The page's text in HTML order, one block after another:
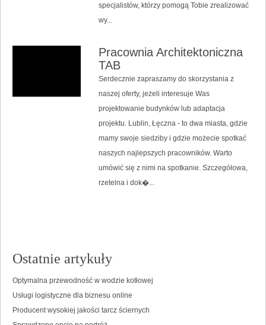
specjalistów, którzy pomogą Tobie zrealizować
wy...
Pracownia Architektoniczna
TAB
Serdecznie zapraszamy do skorzystania z
naszej oferty, jeżeli interesuje Was
projektowanie budynków lub adaptacja
projektu. Lublin, Łęczna - to dwa miasta, gdzie
mamy swoje siedziby i gdzie możecie spotkać
naszych najlepszych pracowników. Warto
umówić się z nimi na spotkanie. Szczegółowa,
rzetelna i dok�...
Ostatnie artykuły
Optymalna przewodność w wodzie kotłowej
Usługi logistyczne dla biznesu online
Producent wysokiej jakości tarcz ściernych